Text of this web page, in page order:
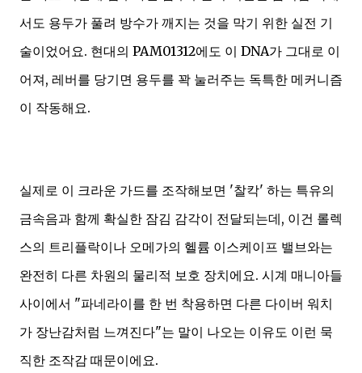
서도 용두가 풀려 방수가 깨지는 것을 막기 위한 실전 기
술이었어요. 현대의 PAM01312에도 이 DNA가 그대로 이
어져, 레버를 당기면 용두를 꽉 눌러주는 독특한 메커니즘
이 작동해요.
실제로 이 크라운 가드를 조작해보면 '찰칵' 하는 특유의
금속음과 함께 확실한 잠김 감각이 전달되는데, 이건 롤렉
스의 트리플락이나 오메가의 헬륨 이스케이프 밸브와는
완전히 다른 차원의 물리적 보호 장치에요. 시계 매니아들
사이에서 "파네라이를 한 번 착용하면 다른 다이버 워치
가 장난감처럼 느껴진다"는 말이 나오는 이유도 이런 묵
직한 조작감 때문이에요.